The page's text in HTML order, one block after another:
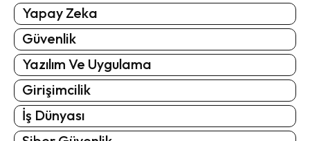
Yapay Zeka
Güvenlik
Yazılım Ve Uygulama
Girişimcilik
İş Dünyası